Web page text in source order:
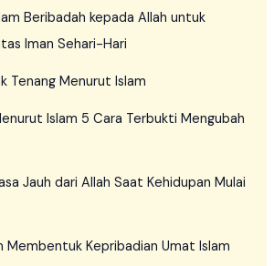
Beribadah kepada Allah untuk
Iman Sehari-Hari
Tenang Menurut Islam
Islam 5 Cara Terbukti Mengubah
Jauh dari Allah Saat Kehidupan Mulai
Membentuk Kepribadian Umat Islam